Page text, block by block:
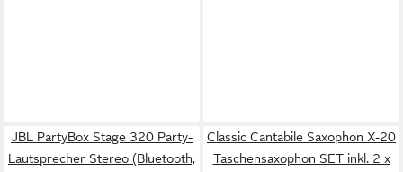
JBL PartyBox Stage 320 Party-
Lautsprecher Stereo (Bluetooth,
Classic Cantabile Saxophon X-20
Taschensaxophon SET inkl. 2 x